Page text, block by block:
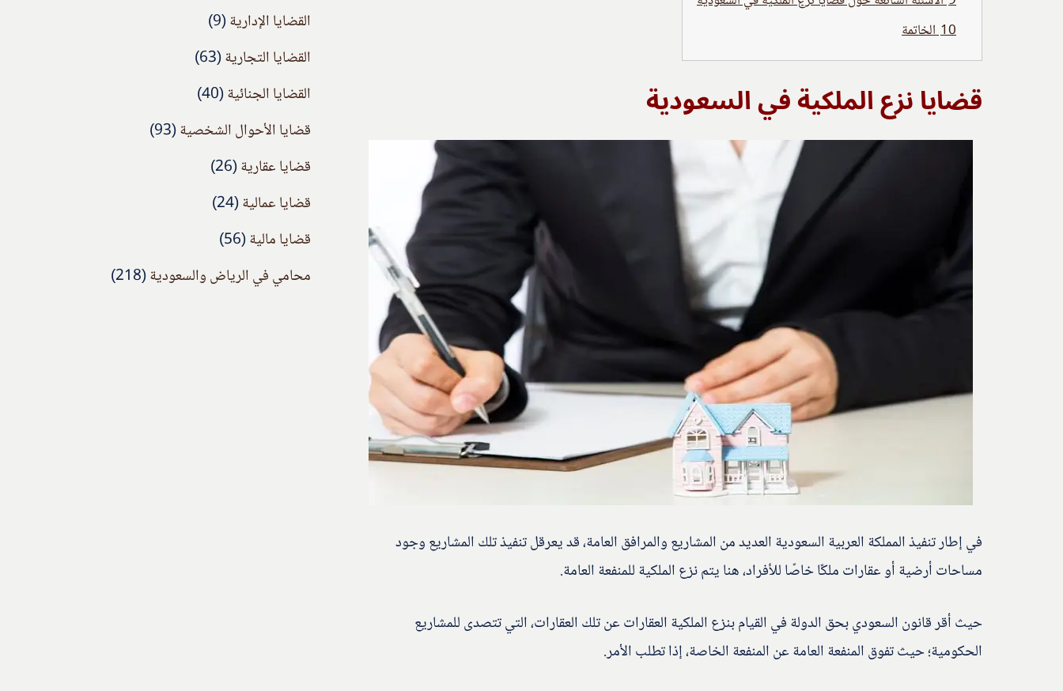
10 الخاتمة
قضايا نزع الملكية في السعودية
في إطار تنفيذ المملكة العربية السعودية العديد من المشاريع والمرافق العامة، قد يعرقل تنفيذ تلك المشاريع وجود
مساحات أرضية أو عقارات ملكًا خاصًا للأفراد، هنا يتم نزع الملكية للمنفعة العامة.
حيث أقر قانون السعودي بحق الدولة في القيام بنزع الملكية العقارات عن تلك العقارات، التي تتصدى للمشاريع
الحكومية؛ حيث تفوق المنفعة العامة عن المنفعة الخاصة، إذا تطلب الأمر.
القضايا الإدارية(9)
القضايا التجارية(63)
القضايا الجنائية(40)
قضايا الأحوال الشخصية(93)
قضايا عقارية(26)
قضايا عمالية(24)
قضايا مالية(56)
محامي في الرياض والسعودية(218)